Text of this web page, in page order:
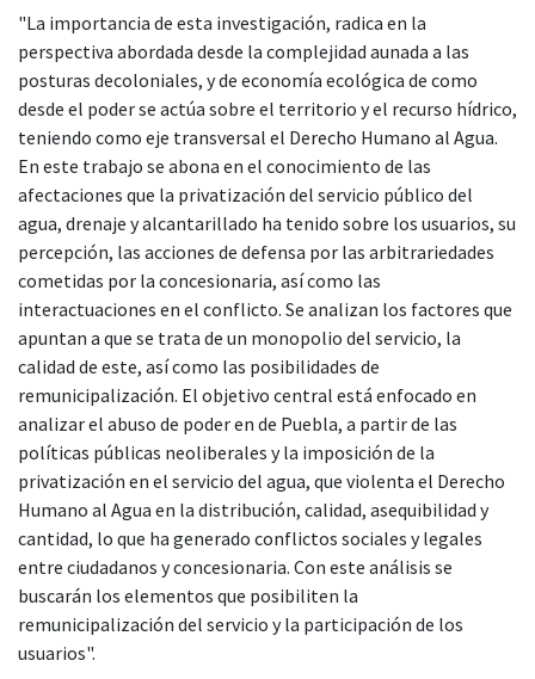
"La importancia de esta investigación, radica en la
perspectiva abordada desde la complejidad aunada a las
posturas decoloniales, y de economía ecológica de como
desde el poder se actúa sobre el territorio y el recurso hídrico,
teniendo como eje transversal el Derecho Humano al Agua.
En este trabajo se abona en el conocimiento de las
afectaciones que la privatización del servicio público del
agua, drenaje y alcantarillado ha tenido sobre los usuarios, su
percepción, las acciones de defensa por las arbitrariedades
cometidas por la concesionaria, así como las
interactuaciones en el conflicto. Se analizan los factores que
apuntan a que se trata de un monopolio del servicio, la
calidad de este, así como las posibilidades de
remunicipalización. El objetivo central está enfocado en
analizar el abuso de poder en de Puebla, a partir de las
políticas públicas neoliberales y la imposición de la
privatización en el servicio del agua, que violenta el Derecho
Humano al Agua en la distribución, calidad, asequibilidad y
cantidad, lo que ha generado conflictos sociales y legales
entre ciudadanos y concesionaria. Con este análisis se
buscarán los elementos que posibiliten la
remunicipalización del servicio y la participación de los
usuarios".